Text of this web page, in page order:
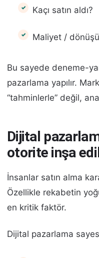
Kaçı satın aldı?
Maliyet /
Bu sayede deneme-
pazarlama yapılır.
“tahminlerle” değil,
Dijital
otorite inşa
İnsanlar satın alma
Özellikle rekabetin
en kritik faktör.
Dijital pazarlama